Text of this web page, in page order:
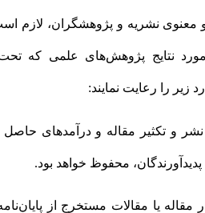
نشریه و پژوهشگران، لازم
نتایج پژوهش‌های علمی که
زیر را رعایت نمایند:
حق نشر و تکثیر مقاله و درآمدهای
محفوظ خواهد بود.
انتشار مقاله یا مقالات مستخرج از